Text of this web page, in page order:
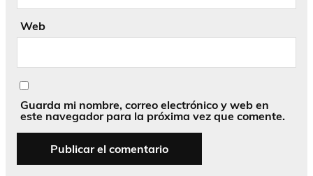
Web
Guarda mi nombre, correo electrónico y web en
este navegador para la próxima vez que comente.